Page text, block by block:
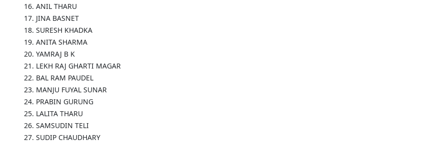
16. ANIL THARU
17. JINA BASNET
18. SURESH KHADKA
19. ANITA SHARMA
20. YAMRAJ B K
21. LEKH RAJ GHARTI MAGAR
22. BAL RAM PAUDEL
23. MANJU FUYAL SUNAR
24. PRABIN GURUNG
25. LALITA THARU
26. SAMSUDIN TELI
27. SUDIP CHAUDHARY